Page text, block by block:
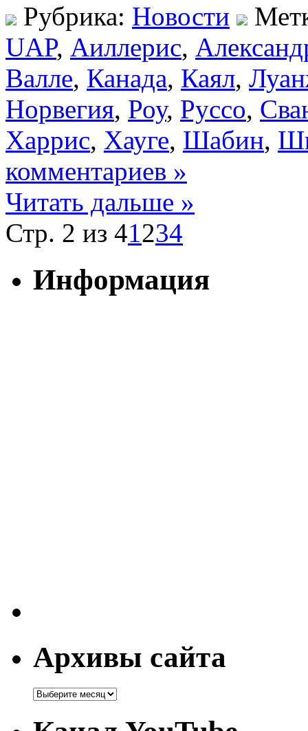
Рубрика: Новости
UAP, Аиллерис,
Валле, Канада, Каял,
Норвегия, Роу, Руссо,
Харрис, Хауге, Шабин,
комментариев »
Читать дальше »
Стр. 2 из 41 234
Информация
Архивы сайта